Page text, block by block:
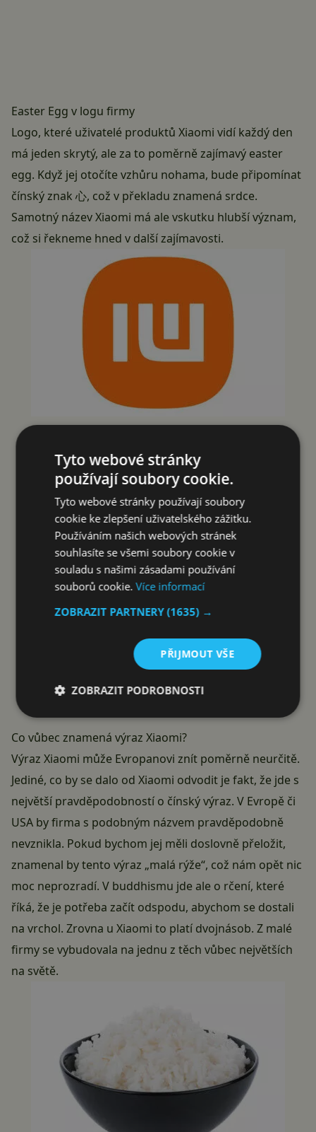
Easter Egg v logu firmy
Logo, které uživatelé produktů Xiaomi vidí každý den
má jeden skrytý, ale za to poměrně zajímavý easter
egg. Když jej otočíte vzhůru nohama, bude připomínat
čínský znak 心, což v překladu znamená srdce.
Samotný název Xiaomi má ale vskutku hlubší význam,
což si řekneme hned v další zajímavosti.
Co vůbec znamená výraz Xiaomi?
Výraz Xiaomi může Evropanovi znít poměrně neurčitě.
Jediné, co by se dalo od Xiaomi odvodit je fakt, že jde s
největší pravděpodobností o čínský výraz. V Evropě či
USA by firma s podobným názvem pravděpodobně
nevznikla. Pokud bychom jej měli doslovně přeložit,
znamenal by tento výraz „malá rýže“, což nám opět nic
moc neprozradí. V buddhismu jde ale o rčení, které
říká, že je potřeba začít odspodu, abychom se dostali
na vrchol. Zrovna u Xiaomi to platí dvojnásob. Z malé
firmy se vybudovala na jednu z těch vůbec největších
na světě.
Tyto webové stránky
používají soubory cookie.
Tyto webové stránky používají soubory
cookie ke zlepšení uživatelského zážitku.
Používáním našich webových stránek
souhlasíte se všemi soubory cookie v
souladu s našimi zásadami používání
souborů cookie.Více informací
ZOBRAZIT PARTNERY(1635) →
PŘIJMOUT VŠE
ZOBRAZIT PODROBNOSTI